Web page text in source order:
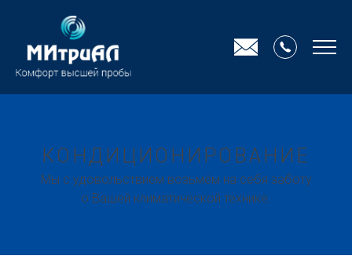
КОНДИЦИОНИРОВАНИЕ
Мы с удовольствием возьмём на себя заботу
о Вашей климатической технике.